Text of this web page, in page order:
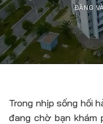
ĐĂNG
Trong nhịp sống hối
đang chờ bạn khám